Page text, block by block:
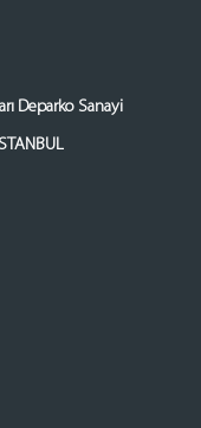
Deparko Sanayi